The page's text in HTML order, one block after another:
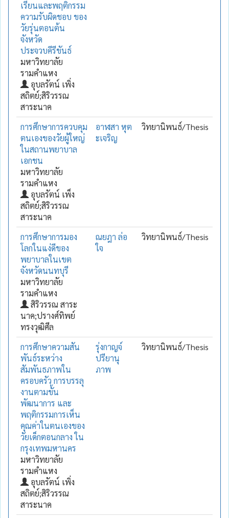
เรียนและพฤติกรรม
ความรับผิดชอบ ของ
วัยรุ่นตอนต้น
จังหวัด
ประจวบคีรีขันธ์
มหาวิทยาลัย
รามคำแหง
อุบลรัตน์ เพิ่ง
สถิตย์;สิริวรรณ
สาระนาค
การศึกษาการควบคุม
ตนเองของวัยผู้ใหญ่
ในสถานพยาบาล
เอกชน
มหาวิทยาลัย
รามคำแหง
อุบลรัตน์ เพ็ง
สถิตย์;สิริวรรณ
สาระนาค
อาฬสา หุต
ะเจริญ
วิทยานิพนธ์/Thesis
การศึกษาการมอง
โลกในแง่ดีของ
พยาบาลในเขต
จังหวัดนนทบุรี
มหาวิทยาลัย
รามคำแหง
สิริวรรณ สาระ
นาค;ปรางศ์ทิพย์
ทรงวุฒิศีล
ณยฎา ล่อ
ใจ
วิทยานิพนธ์/Thesis
การศึกษาความสัน
พันธ์ระหว่าง
สัมพันธภาพใน
ครอบครัว การบรรลุ
งานตามขั้น
พัฒนาการ และ
พฤติกรรมการเห็น
คุณค่าในตนเองของ
วัยเด็กตอนกลาง ใน
กรุงเทพมหานคร
มหาวิทยาลัย
รามคำแหง
อุบลรัตน์ เพิ่ง
สถิตย์;สิริวรรณ
สาระนาค
รุ่งกาญจ์
ปรียานุ
ภาพ
วิทยานิพนธ์/Thesis